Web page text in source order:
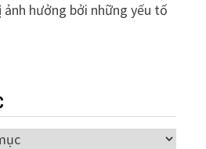
hưởng bởi những yếu tố